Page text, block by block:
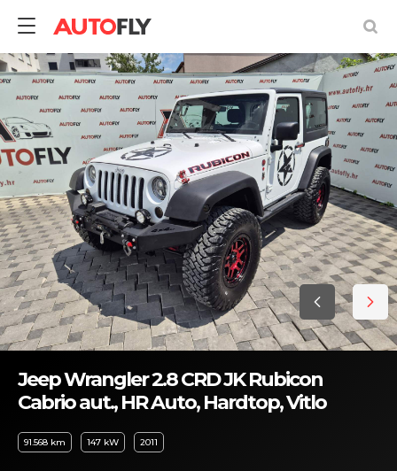
Jeep Wrangler 2.8 CRD JK Rubicon
Cabrio aut., HR Auto, Hardtop, Vitlo
91.568 km 147 kW 2011